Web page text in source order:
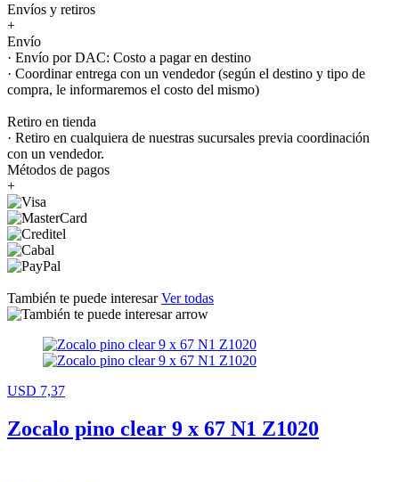
Envíos y retiros
+
Envío
· Envío por DAC: Costo a pagar en destino
· Coordinar entrega con un vendedor (según el destino y tipo de
compra, le informaremos el costo del mismo)
Retiro en tienda
· Retiro en cualquiera de nuestras sucursales previa coordinación
con un vendedor.
Métodos de pagos
+
También te puede interesarVer todas
USD 7,37
Zocalo pino clear 9 x 67 N1 Z1020